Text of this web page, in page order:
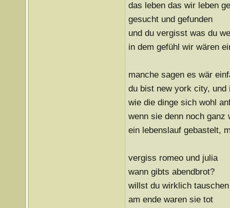
das leben das wir leben
gesucht und gefunden
und du vergisst was du
in dem gefühl wir wären
manche sagen es wär
du bist new york city, und
wie die dinge sich wohl
wenn sie denn noch ganz
ein lebenslauf gebastelt,
vergiss romeo und julia
wann gibts abendbrot?
willst du wirklich tauschen
am ende waren sie tot